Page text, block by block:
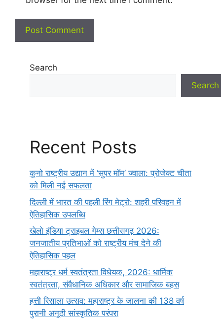
Search
Search
Recent Posts
कूनो राष्ट्रीय उद्यान में ‘सुपर मॉम’ ज्वाला: प्रोजेक्ट चीता
को मिली नई सफलता
दिल्ली में भारत की पहली रिंग मेट्रो: शहरी परिवहन में
ऐतिहासिक उपलब्धि
खेलो इंडिया ट्राइबल गेम्स छत्तीसगढ़ 2026:
जनजातीय प्रतिभाओं को राष्ट्रीय मंच देने की
ऐतिहासिक पहल
महाराष्ट्र धर्म स्वतंत्रता विधेयक, 2026: धार्मिक
स्वतंत्रता, संवैधानिक अधिकार और सामाजिक बहस
हत्ती रिसाला उत्सव: महाराष्ट्र के जालना की 138 वर्ष
पुरानी अनूठी सांस्कृतिक परंपरा